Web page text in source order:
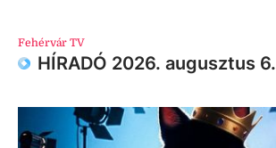
Fehérvár TV
HÍRADÓ 2026. augusztus 6.